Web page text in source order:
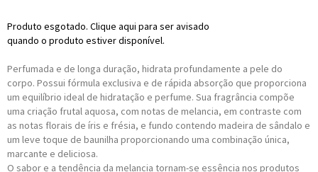
Produto esgotado. Clique aqui para ser avisado
quando o produto estiver disponível.
Perfumada e de longa duração, hidrata profundamente a pele do
corpo. Possui fórmula exclusiva e de rápida absorção que proporciona
um equilíbrio ideal de hidratação e perfume. Sua fragrância compõe
uma criação frutal aquosa, com notas de melancia, em contraste com
as notas florais de íris e frésia, e fundo contendo madeira de sândalo e
um leve toque de baunilha proporcionando uma combinação única,
marcante e deliciosa.
O sabor e a tendência da melancia tornam-se essência nos produtos